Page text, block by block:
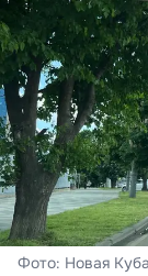
Фото: Новая